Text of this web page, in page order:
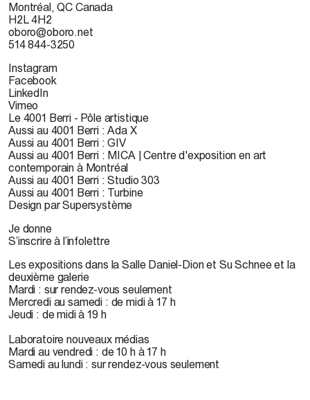
Montréal, QC Canada
H2L 4H2
oboro@oboro.net
514 844-3250
Instagram
Facebook
LinkedIn
Vimeo
Le 4001 Berri - Pôle artistique
Aussi au 4001 Berri : Ada X
Aussi au 4001 Berri : GIV
Aussi au 4001 Berri : MICA | Centre d'exposition en art
contemporain à Montréal
Aussi au 4001 Berri : Studio 303
Aussi au 4001 Berri : Turbine
Design par Supersystème
Je donne
S’inscrire à l’infolettre
Les expositions dans la Salle Daniel-Dion et Su Schnee et la
deuxième galerie
Mardi : sur rendez-vous seulement
Mercredi au samedi : de midi à 17 h
Jeudi : de midi à 19 h
Laboratoire nouveaux médias
Mardi au vendredi : de 10 h à 17 h
Samedi au lundi : sur rendez-vous seulement